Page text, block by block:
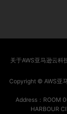
关于AWS亚马逊云科
Copyright © AWS亚
Address：ROOM
HARBOUR